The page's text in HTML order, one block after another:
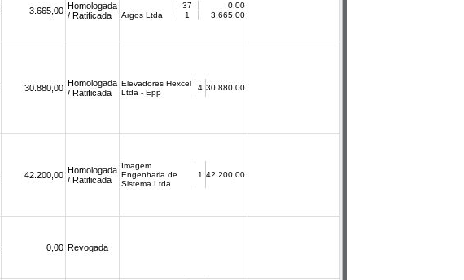
3.665,00 Homologada
/ Ratificada
37
0,00
Argos Ltda
1 3.665,00
30.880,00 Homologada
/ Ratificada
Elevadores Hexcel
Ltda - Epp
4 30.880,00
42.200,00 Homologada
/ Ratificada
Imagem
Engenharia de
Sistema Ltda
1 42.200,00
0,00 Revogada